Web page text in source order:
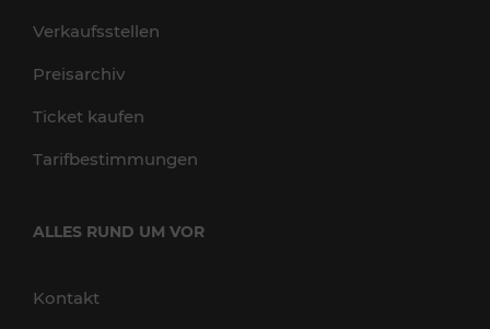
Verkaufsstellen
Preisarchiv
Ticket kaufen
Tarifbestimmungen
ALLES RUND UM VOR
Kontakt